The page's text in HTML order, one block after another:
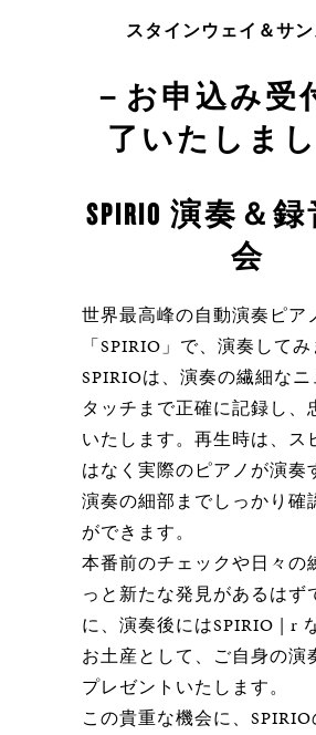
スタインウェイ＆サ
－お申込み受
了いたしま
SPIRIO 演奏＆
会
世界最高峰の自動演奏ピア
「SPIRIO」で、演奏して
SPIRIOは、演奏の繊細な
タッチまで正確に記録し、
いたします。再生時は、ス
はなく実際のピアノが演奏
演奏の細部までしっかり確
ができます。
本番前のチェックや日々の
っと新たな発見があるはず
に、演奏後にはSPIRIO | r
お土産として、ご自身の演
プレゼントいたします。
この貴重な機会に、